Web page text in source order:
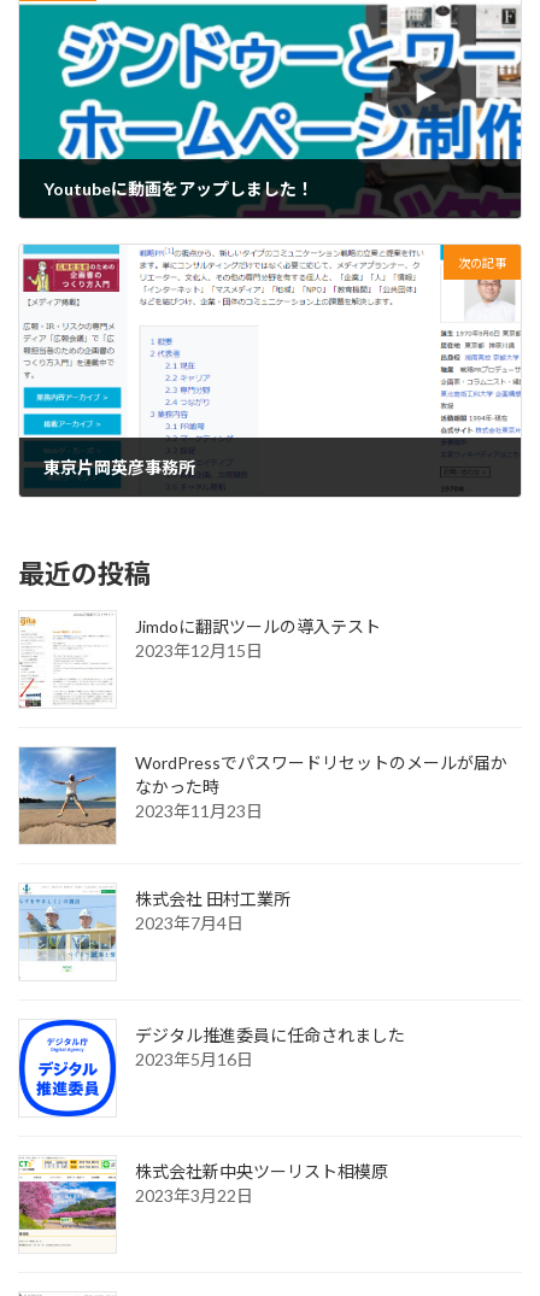
Youtubeに動画をアップしました！
次の記事
東京片岡英彦事務所
最近の投稿
Jimdoに翻訳ツールの導入テスト
2023年12月15日
WordPressでパスワードリセットのメールが届か
なかった時
2023年11月23日
株式会社 田村工業所
2023年7月4日
デジタル推進委員に任命されました
2023年5月16日
株式会社新中央ツーリスト相模原
2023年3月22日